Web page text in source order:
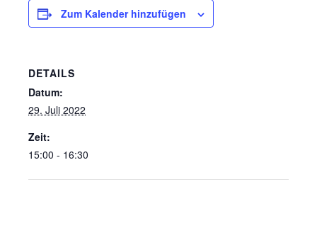
Zum Kalender hinzufügen
DETAILS
Datum:
29. Juli 2022
Zeit:
15:00 - 16:30